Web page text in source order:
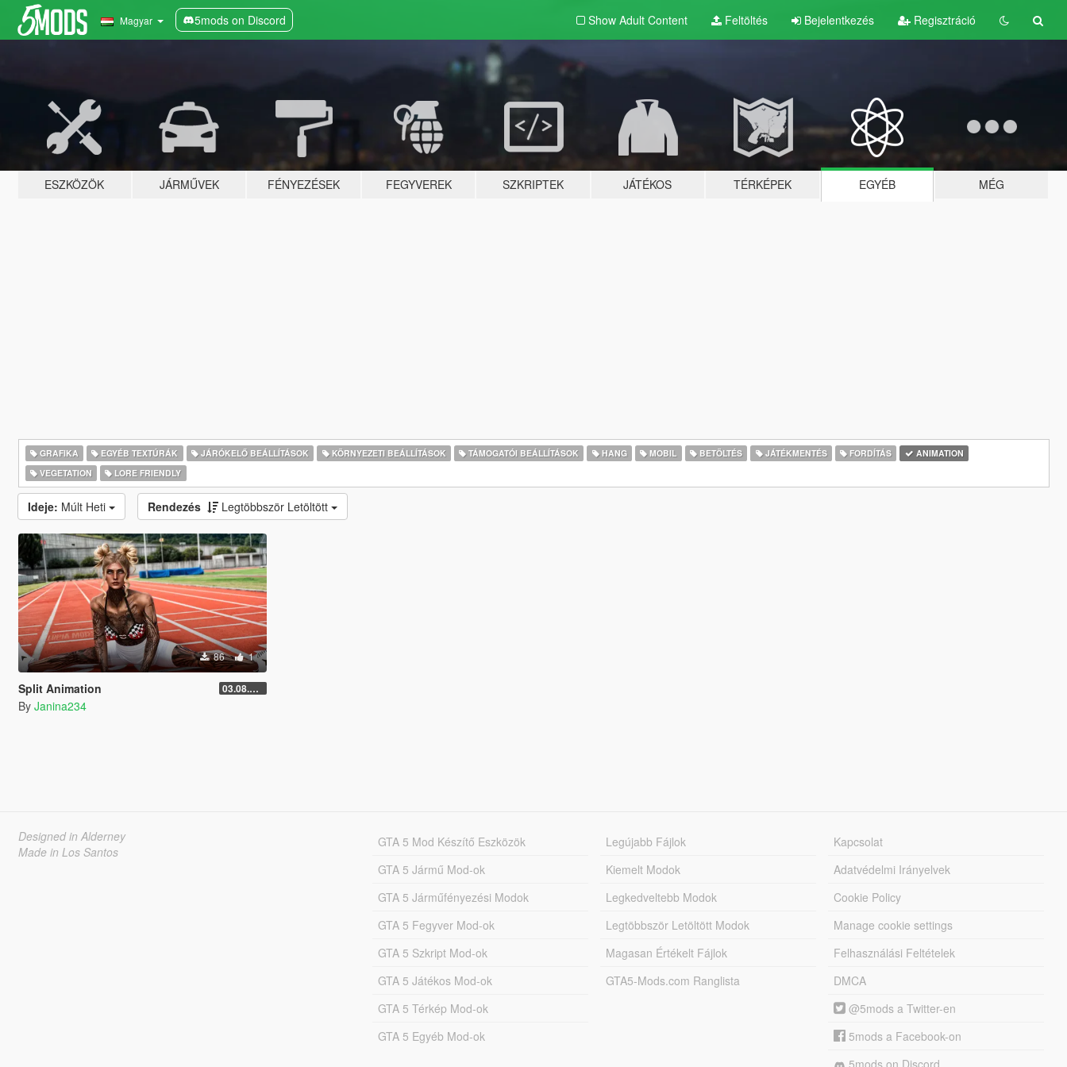
Magyar 5mods on Discord Show Adult Content Feltöltés Bejelentkezés Regisztráció
ESZKÖZÖK JÁRMŰVEK FÉNYEZÉSEK FEGYVEREK SZKRIPTEK JÁTÉKOS TÉRKÉPEK EGYÉB MÉG
GRAFIKA EGYÉB TEXTÚRÁK JÁRÓKELŐ BEÁLLÍTÁSOK KÖRNYEZETI BEÁLLÍTÁSOK TÁMOGATÓI BEÁLLÍTÁSOK HANG MOBIL BETÖLTÉS JÁTÉKMENTÉS FORDÍTÁS
ANIMATION
VEGETATION
LORE FRIENDLY
Ideje: Múlt Heti Rendezés Legtöbbször Letöltött
86 1
Split Animation 03.08.2026
By Janina234
Designed in Alderney
Made in Los Santos
GTA 5 Mod Készítő Eszközök
GTA 5 Jármű Mod-ok
GTA 5 Járműfényezési Modok
GTA 5 Fegyver Mod-ok
GTA 5 Szkript Mod-ok
GTA 5 Játékos Mod-ok
GTA 5 Térkép Mod-ok
GTA 5 Egyéb Mod-ok
Legújabb Fájlok
Kiemelt Modok
Legkedveltebb Modok
Legtöbbször Letöltött Modok
Magasan Értékelt Fájlok
GTA5-Mods.com Ranglista
Kapcsolat
Adatvédelmi Irányelvek
Cookie Policy
Manage cookie settings
Felhasználási Feltételek
DMCA
@5mods a Twitter-en
5mods a Facebook-on
5mods on Discord